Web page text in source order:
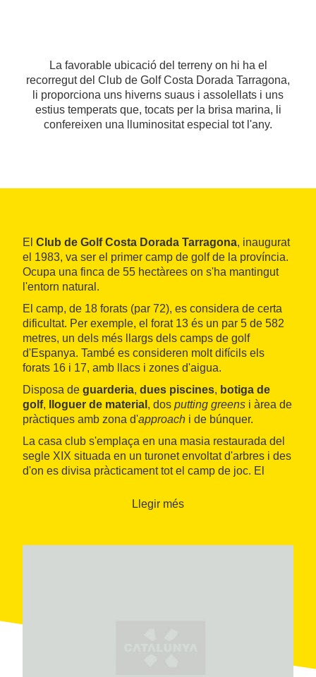
La favorable ubicació del terreny on hi ha el
recorregut del Club de Golf Costa Dorada Tarragona,
li proporciona uns hiverns suaus i assolellats i uns
estius temperats que, tocats per la brisa marina, li
confereixen una lluminositat especial tot l'any.
El Club de Golf Costa Dorada Tarragona, inaugurat
el 1983, va ser el primer camp de golf de la província.
Ocupa una finca de 55 hectàrees on s'ha mantingut
l'entorn natural.
El camp, de 18 forats (par 72), es considera de certa
dificultat. Per exemple, el forat 13 és un par 5 de 582
metres, un dels més llargs dels camps de golf
d'Espanya. També es consideren molt difícils els
forats 16 i 17, amb llacs i zones d'aigua.
Disposa de guarderia, dues piscines, botiga de
golf, lloguer de material , dos putting greens i àrea de
pràctiques amb zona d'approach i de búnquer.
La casa club s'emplaça en una masia restaurada del
segle XIX situada en un turonet envoltat d'arbres i des
d'on es divisa pràcticament tot el camp de joc. El
Llegir més